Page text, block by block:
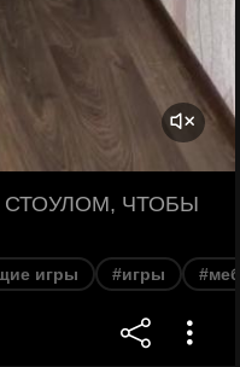
СТОУЛОМ, ЧТОБЫ
игры #игры